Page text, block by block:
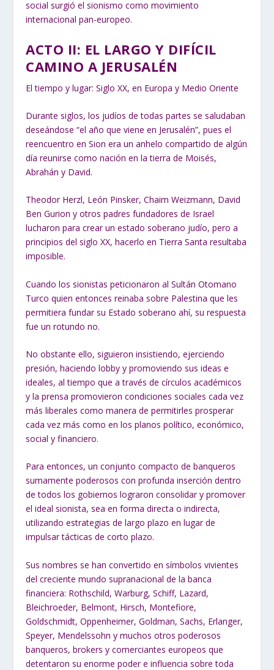
social surgió el sionismo como movimiento
internacional pan-europeo.
ACTO II: EL LARGO Y DIFÍCIL
CAMINO A JERUSALÉN
El tiempo y lugar: Siglo XX, en Europa y Medio Oriente
Durante siglos, los judíos de todas partes se saludaban
deseándose “el año que viene en Jerusalén”, pues el
reencuentro en Sion era un anhelo compartido de algún
día reunirse como nación en la tierra de Moisés,
Abrahán y David.
Theodor Herzl, León Pinsker, Chaim Weizmann, David
Ben Gurion y otros padres fundadores de Israel
lucharon para crear un estado soberano judío, pero a
principios del siglo XX, hacerlo en Tierra Santa resultaba
imposible.
Cuando los sionistas peticionaron al Sultán Otomano
Turco quien entonces reinaba sobre Palestina que les
permitiera fundar su Estado soberano ahí, su respuesta
fue un rotundo no.
No obstante ello, siguieron insistiendo, ejerciendo
presión, haciendo lobby y promoviendo sus ideas e
ideales, al tiempo que a través de círculos académicos
y la prensa promovieron condiciones sociales cada vez
más liberales como manera de permitirles prosperar
cada vez más como en los planos político, económico,
social y financiero.
Para entonces, un conjunto compacto de banqueros
sumamente poderosos con profunda inserción dentro
de todos los gobiernos lograron consolidar y promover
el ideal sionista, sea en forma directa o indirecta,
utilizando estrategias de largo plazo en lugar de
impulsar tácticas de corto plazo.
Sus nombres se han convertido en símbolos vivientes
del creciente mundo supranacional de la banca
financiera: Rothschild, Warburg, Schiff, Lazard,
Bleichroeder, Belmont, Hirsch, Montefiore,
Goldschmidt, Oppenheimer, Goldman, Sachs, Erlanger,
Speyer, Mendelssohn y muchos otros poderosos
banqueros, brokers y comerciantes europeos que
detentaron su enorme poder e influencia sobre toda